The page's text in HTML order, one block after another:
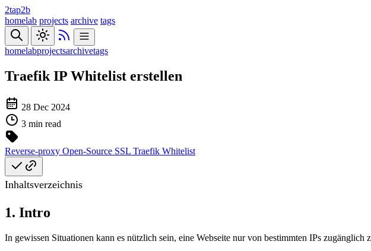
2tap2b
homelab projects archive tags
homelabprojectsarchivetags
Traefik IP Whitelist erstellen
28 Dec 2024
3 min read
Reverse-proxy Open-Source SSL Traefik Whitelist
Inhaltsverzeichnis
1. Intro
In gewissen Situationen kann es nützlich sein, eine Webseite nur von bestimmten IPs